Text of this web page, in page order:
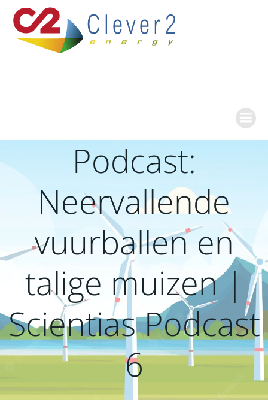
naar
de
inhoud
Podcast:
Neervallende
vuurballen en
talige muizen |
Scientias Podcast
6